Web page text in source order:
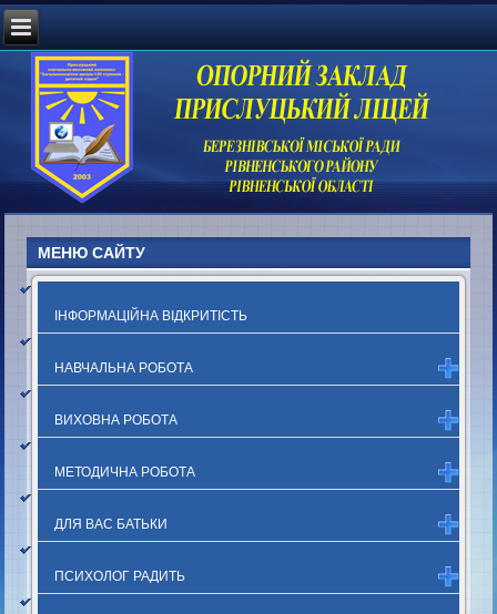
МЕНЮ САЙТУ
ІНФОРМАЦІЙНА ВІДКРИТІСТЬ
НАВЧАЛЬНА РОБОТА
ВИХОВНА РОБОТА
МЕТОДИЧНА РОБОТА
ДЛЯ ВАС БАТЬКИ
ПСИХОЛОГ РАДИТЬ